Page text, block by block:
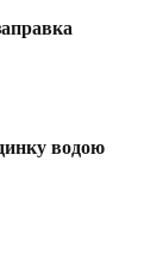
водою